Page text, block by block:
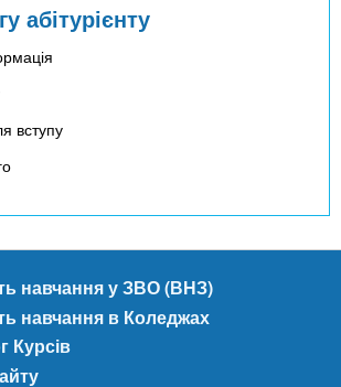
абітурієнту
вступу
навчання у ЗВО (ВНЗ)
навчання в Коледжах
Курсів